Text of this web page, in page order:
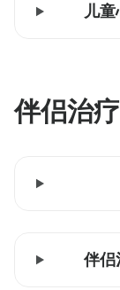
儿童
伴侣治疗
伴侣